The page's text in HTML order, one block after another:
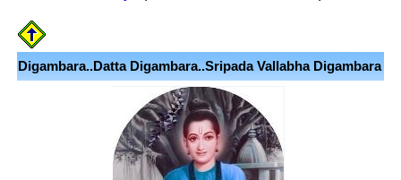
Digambara..Datta Digambara..Sripada Vallabha Digambara